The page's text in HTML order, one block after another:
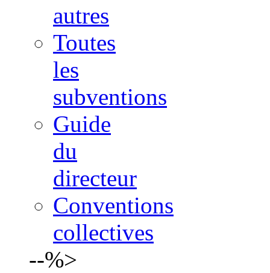
autres
Toutes
les
subventions
Guide
du
directeur
Conventions
collectives
--%>